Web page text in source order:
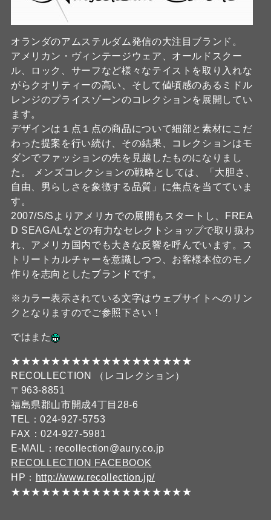
オランダのアムステルダム発信の大注目ブランド。
アメリカン・ヴィンテージウェア、オールドスクー
ル、ロック、サーフなど様々なテイストを取り入れな
がらクオリティーの高い、そして値頃感のあるミドル
レンジのプライスゾーンのコレクションを展開してい
ます。
デザインは１点１点の商品について細部と素材にこだ
わった提案を行い続け、その結果、コレクションはモ
ダンでファッションの先を見越したものになりまし
た。 メンズコレクションの戦略としては、「大胆さ、
自由、男らしさを象徴する品質」に焦点を当てていま
す。
2007/S/Sよりアメリカでの展開もスタートし、FREA
D SEAGALなどの有力なセレクトショップで取り扱わ
れ、アメリカ国内でも大きな反響を呼んでいます。ス
トリートカルチャーを意識しつつ、お客様本位のモノ
作りを志向としたブランドです。
※カラー表示されている文字はウェブサイトへのリン
クとなりますのでご参照下さい！
ではまた
★★★★★★★★★★★★★★★★★★
RECOLLECTION （レコレクション）
〒963-8851
福島県郡山市開成4丁目28-6
TEL：024-927-5753
FAX：024-927-5981
E-MAIL：recollection@aury.co.jp
RECOLLECTION FACEBOOK
HP： http://www.recollection.jp/
★★★★★★★★★★★★★★★★★★